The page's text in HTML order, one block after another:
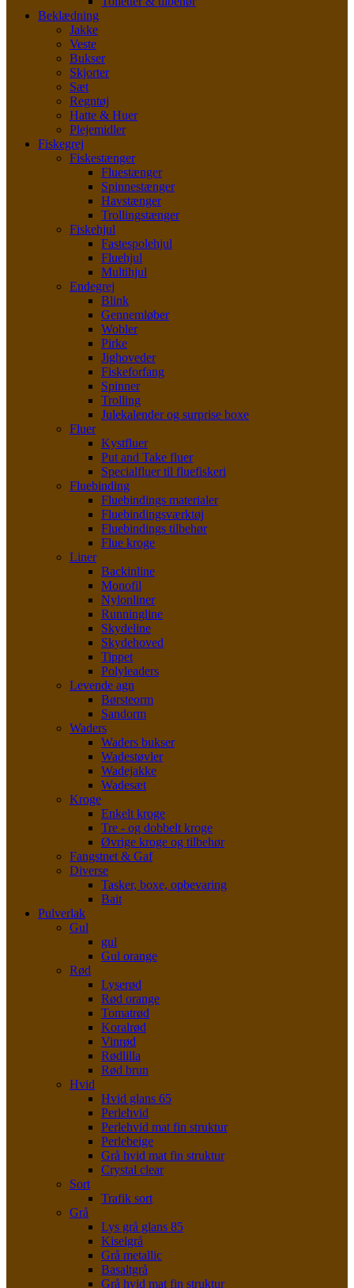
Beklædning
Jakke
Veste
Bukser
Skjorter
Sæt
Regntøj
Hatte & Huer
Plejemidler
Fiskegrej
Fiskestænger
Fluestænger
Spinnestænger
Havstænger
Trollingstænger
Fiskehjul
Fastespolehjul
Fluehjul
Multihjul
Endegrej
Blink
Gennemløber
Wobler
Pirke
Jighoveder
Fiskeforfang
Spinner
Trolling
Julekalender og surprise boxe
Fluer
Kystfluer
Put and Take fluer
Specialfluer til fluefiskeri
Fluebinding
Fluebindings materialer
Fluebindingsværktøj
Fluebindings tilbehør
Flue kroge
Liner
Backinline
Monofil
Nylonliner
Runningline
Skydeline
Skydehoved
Tippet
Polyleaders
Levende agn
Børsteorm
Sandorm
Waders
Waders bukser
Wadestøvler
Wadejakke
Wadesæt
Kroge
Enkelt kroge
Tre - og dobbelt kroge
Øvrige kroge og tilbehør
Fangstnet & Gaf
Diverse
Tasker, boxe, opbevaring
Bait
Pulverlak
Gul
gul
Gul orange
Rød
Lyserød
Rød orange
Tomatrød
Koralrød
Vinrød
Rødlilla
Rød brun
Hvid
Hvid glans 65
Perlehvid
Perlehvid mat fin struktur
Perlebeige
Grå hvid mat fin struktur
Crystal clear
Sort
Trafik sort
Grå
Lys grå glans 85
Kiselgrå
Grå metallic
Basaltgrå
Grå hvid mat fin struktur